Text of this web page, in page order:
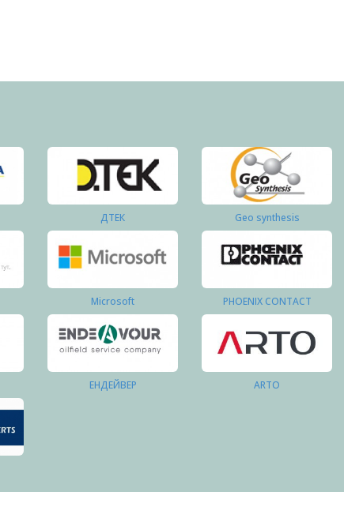
ДТЕК Geo synthesis
Microsoft PHOENIX CONTACT
ЕНДЕЙВЕР ARTO